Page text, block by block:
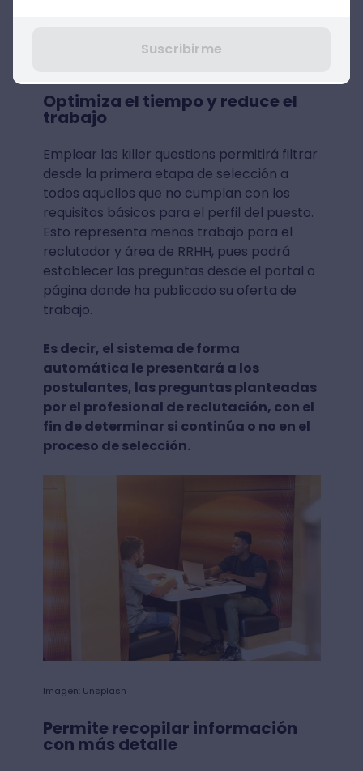
herramientas de
Optimiza el tiempo y reduce el
trabajo
Emplear las killer questions permitirá filtrar
desde la primera etapa de selección a
todos aquellos que no cumplan con los
requisitos básicos para el perfil del puesto.
Esto representa menos trabajo para el
reclutador y área de RRHH, pues podrá
establecer las preguntas desde el portal o
página donde ha publicado su oferta de
trabajo.
Es decir, el sistema de forma
automática le presentará a los
postulantes, las preguntas planteadas
por el profesional de reclutación, con el
fin de determinar si continúa o no en el
proceso de selección.
Imagen: Unsplash
Permite recopilar información
con más detalle
Suscribirme